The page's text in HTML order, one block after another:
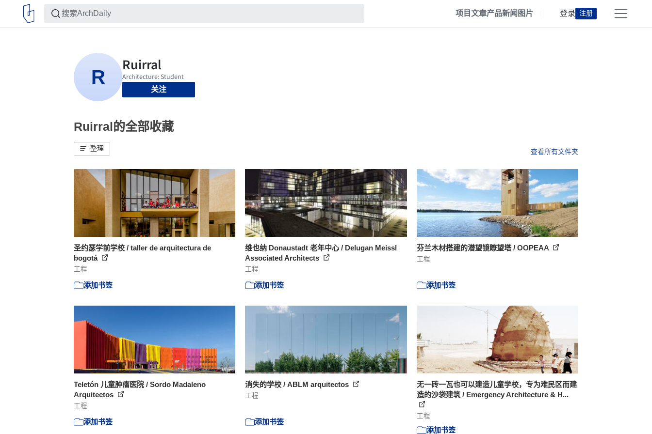
项目文章产品新闻 图片 登录 注册
关注
Ruirral的全部收藏
整理 查看所有文件夹
圣约瑟学前学校 / taller de arquitectura de
bogotá
工程
添加书签
维也纳 Donaustadt 老年中心 / Delugan Meissl
Associated Architects
工程
添加书签
芬兰木材搭建的潜望镜瞭望塔 / OOPEAA
工程
添加书签
Teletón 儿童肿瘤医院 / Sordo Madaleno
Arquitectos
工程
添加书签
消失的学校 / ABLM arquitectos
工程
添加书签
无一砖一瓦也可以建造儿童学校，专为难民区而建
造的沙袋建筑 / Emergency Architecture & H...
工程
添加书签